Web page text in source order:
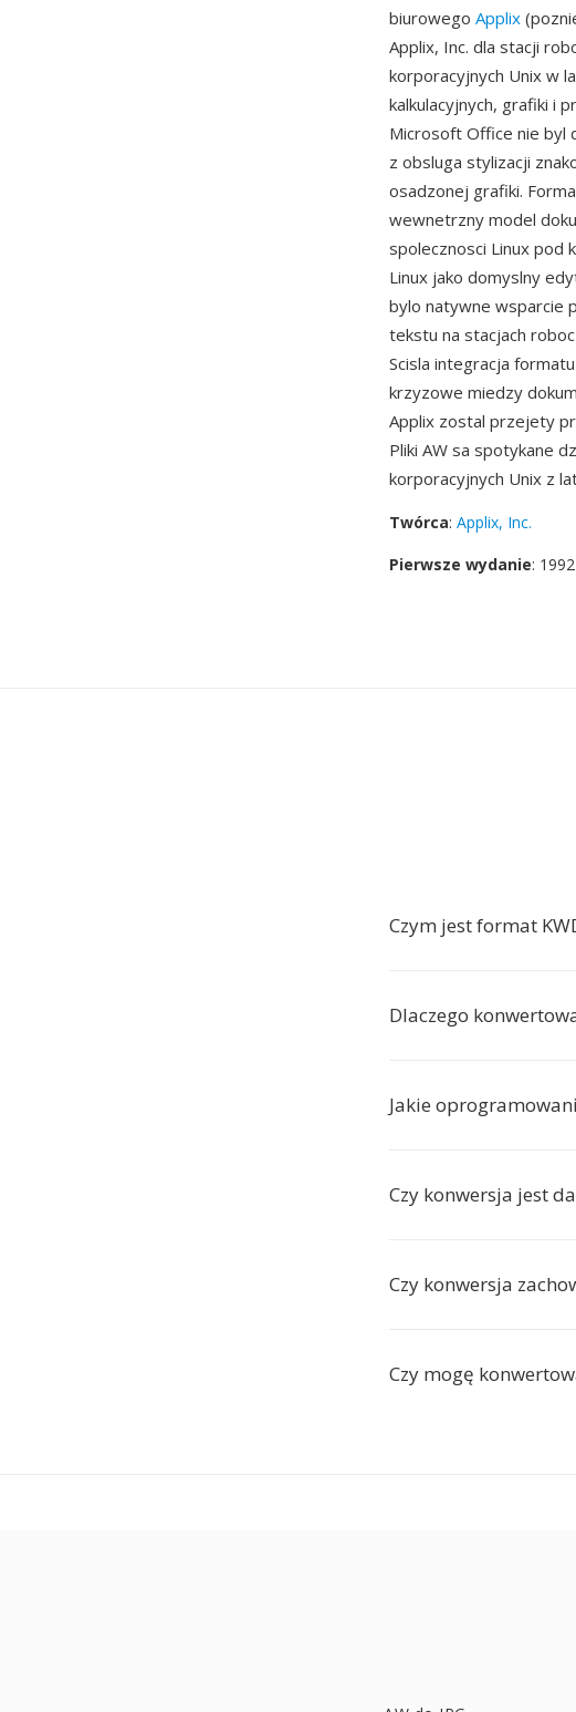
biurowego Applix
Applix, Inc. dla stacji
korporacyjnych Unix w
kalkulacyjnych, grafiki i
Microsoft Office nie byl
z obsluga stylizacji
osadzonej grafiki.
wewnetrzny model
spolecznosci Linux pod
Linux jako domyslny
bylo natywne wsparcie
tekstu na stacjach
Scisla integracja
krzyzowe miedzy
Applix zostal przejety
Pliki AW sa spotykane
korporacyjnych Unix z
Twórca: Applix, Inc.
Pierwsze wydanie: 1992
Czym jest format
Dlaczego
Jakie
Czy konwersja jest
Czy konwersja
Czy mogę